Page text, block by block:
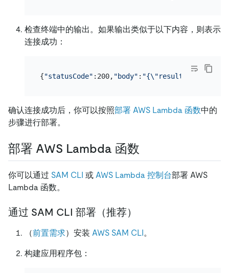
检查终端中的输出。如果输出类似于以下内容，则表示
连接成功：
{"statusCode" :200, "body" :
确认连接成功后，你可以按照部署 AWS Lambda 函数中的
步骤进行部署。
部署 AWS Lambda 函数
你可以通过 SAM CLI 或 AWS Lambda 控制台部署 AWS
Lambda 函数。
通过 SAM CLI 部署（推荐）
（前置需求）安装 AWS SAM CLI。
构建应用程序包：